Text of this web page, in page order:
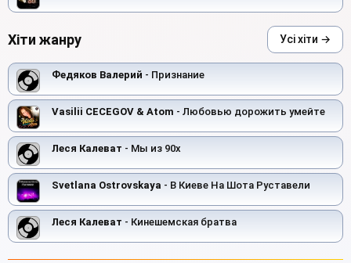
Хіти жанру Усі хіти →
Федяков Валерий - Признание
Vasilii CECEGOV & Atom - Любовью дорожить умейте
Леся Калеват - Мы из 90х
Svetlana Ostrovskaya - В Киеве На Шота Руставели
Леся Калеват - Кинешемская братва